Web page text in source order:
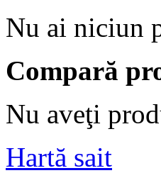
Nu ai niciun
Compară
Nu aveţi
Hartă sait